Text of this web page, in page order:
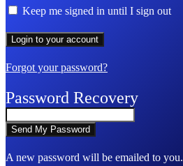
Keep me signed in until I sign out
Forgot your password?
Password Recovery
A new password will be emailed to you.